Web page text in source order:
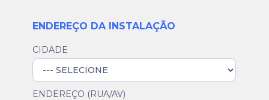
ENDEREÇO DA INSTALAÇÃO
CIDADE
ENDEREÇO (RUA/AV)